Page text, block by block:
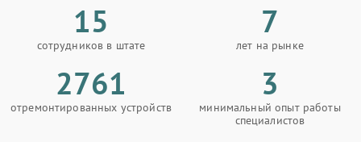
15
сотрудников в штате
7
лет на рынке
2761
отремонтированных устройств
3
минимальный опыт работы
специалистов